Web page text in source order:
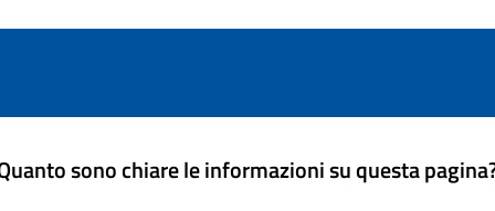
sono chiare le informazioni su questa